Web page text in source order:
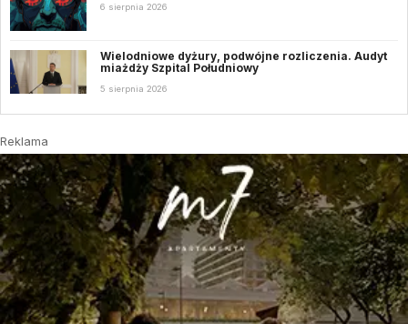
6 sierpnia 2026
Wielodniowe dyżury, podwójne rozliczenia. Audyt
miażdży Szpital Południowy
5 sierpnia 2026
Reklama